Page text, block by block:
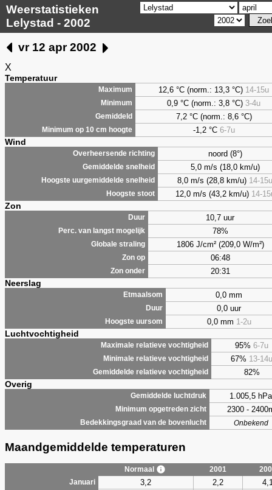
Weerstatistieken
Lelystad - 2002
vr 12 apr 2002
X
Temperatuur
Maximum 12,6 °C (norm.: 13,3 °C) 14-15u
Minimum 0,9 °C (norm.: 3,8 °C) 3-4u
Gemiddeld 7,2°C (norm.: 8,6 °C)
Minimum op 10 cm hoogte -1,2 °C 6-7u
Wind
Overheersende richting noord (8°)
Gemiddelde snelheid 5,0 m/s (18,0 km/u)
Hoogste uurgemiddelde snelheid 8,0 m/s (28,8 km/u) 14-15u
Hoogste stoot 12,0 m/s (43,2 km/u) 14-
Zon
Duur 10,7 uur
Perc. van langst mogelijk 78%
Globale straling 1806 J/cm² (209,0 W/m²)
Zon op 06:48
Zon onder 20:31
Neerslag
Etmaalsom 0,0 mm
Duur 0,0 uur
Hoogste uursom 0,0 mm 1-2u
Luchtvochtigheid
Maximale relatieve vochtigheid 95% 6-7u
Minimale relatieve vochtigheid 67% 13-14u
Gemiddelde relatieve vochtigheid 82%
Overig
Gemiddelde luchtdruk 1.005,5 hPa
Minimum opgetreden zicht 2300 -
Bedekkingsgraad van de bovenlucht Onbekend
Maandgemiddelde temperaturen
Normaal 2001
Januari
3,2 2,2